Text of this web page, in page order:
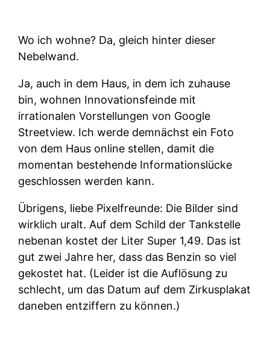
Wo ich wohne? Da, gleich hinter dieser
Nebelwand.
Ja, auch in dem Haus, in dem ich zuhause
bin, wohnen Innovationsfeinde mit
irrationalen Vorstellungen von Google
Streetview. Ich werde demnächst ein Foto
von dem Haus online stellen, damit die
momentan bestehende Informationslücke
geschlossen werden kann.
Übrigens, liebe Pixelfreunde: Die Bilder sind
wirklich uralt. Auf dem Schild der Tankstelle
nebenan kostet der Liter Super 1,49. Das ist
gut zwei Jahre her, dass das Benzin so viel
gekostet hat. (Leider ist die Auflösung zu
schlecht, um das Datum auf dem Zirkusplakat
daneben entziffern zu können.)